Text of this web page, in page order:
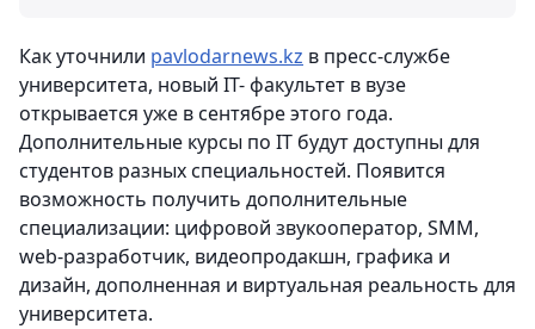
Как уточнили pavlodarnews.kz в пресс-службе
университета, новый IT- факультет в вузе
открывается уже в сентябре этого года.
Дополнительные курсы по IT будут доступны для
студентов разных специальностей. Появится
возможность получить дополнительные
специализации: цифровой звукооператор, SMM,
web-разработчик, видеопродакшн, графика и
дизайн, дополненная и виртуальная реальность для
университета.